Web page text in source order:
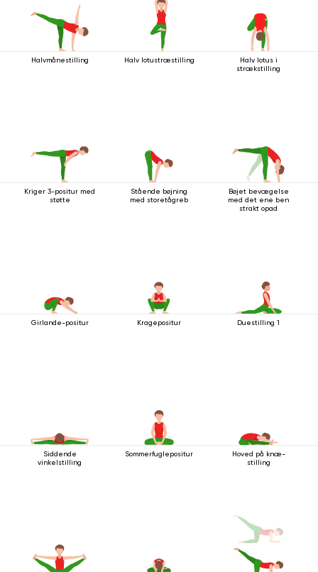
Halvmånestilling Halv lotustræstilling
Halv lotus i
strækstilling
Kriger 3-positur med
støtte
Stående bøjning
med storetågreb
Bøjet bevægelse
med det ene ben
strakt opad
Girlande-positur Kragepositur Duestilling 1
Siddende
vinkelstilling
Sommerfuglepositur
Hoved på knæ-
stilling